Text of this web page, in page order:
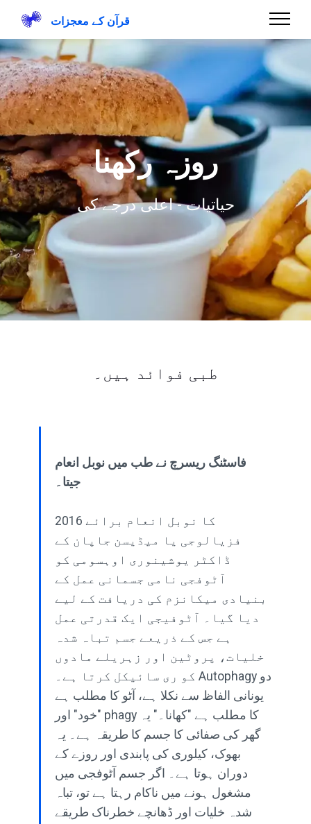
قرآن کے معجزات
روزہ رکھنا
حیاتیات - اعلی درجے کی
طبی فوائد ہیں۔
فاسٹنگ ریسرچ نے طب میں نوبل انعام
جیتا۔
2016 کا نوبل انعام برائے
فزیالوجی یا میڈیسن جاپان کے
ڈاکٹر یوشینوری اوہسومی کو
آٹوفجی نامی جسمانی عمل کے
بنیادی میکانزم کی دریافت کے لیے
دیا گیا۔ آٹوفیجی ایک قدرتی عمل
ہے جس کے ذریعے جسم تباہ شدہ
خلیات، پروٹین اور زہریلے مادوں
کو ری سائیکل کرتا ہے۔ Autophagy دو
یونانی الفاظ سے نکلا ہے، آٹو کا مطلب ہے
"خود" اور phagy کا مطلب ہے "کھانا۔" یہ
گھر کی صفائی کا جسم کا طریقہ ہے۔ یہ
بھوک، کیلوری کی پابندی اور روزے کے
دوران ہوتا ہے۔ اگر جسم آٹوفجی میں
مشغول ہونے میں ناکام رہتا ہے تو، تباہ
شدہ خلیات اور ڈھانچے خطرناک طریقے